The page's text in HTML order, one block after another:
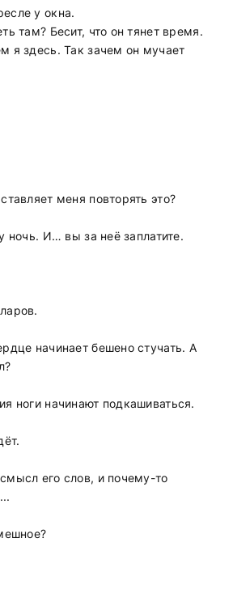
у окна.
там? Бесит, что он тянет время.
я здесь. Так зачем он мучает
меня повторять это?
ночь. И… вы за неё заплатите.
начинает бешено стучать. А
ноги начинают подкашиваться.
его слов, и почему-то